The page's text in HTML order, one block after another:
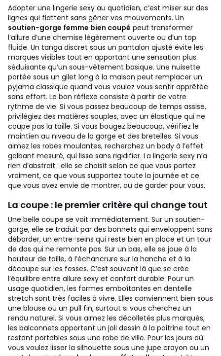
Adopter une lingerie sexy au quotidien, c’est miser sur des
lignes qui flattent sans gêner vos mouvements. Un
soutien-gorge femme bien coupé peut transformer
l’allure d’une chemise légèrement ouverte ou d’un top
fluide. Un tanga discret sous un pantalon ajusté évite les
marques visibles tout en apportant une sensation plus
séduisante qu’un sous-vêtement basique. Une nuisette
portée sous un gilet long à la maison peut remplacer un
pyjama classique quand vous voulez vous sentir apprêtée
sans effort. Le bon réflexe consiste à partir de votre
rythme de vie. Si vous passez beaucoup de temps assise,
privilégiez des matières souples, avec un élastique qui ne
coupe pas la taille. Si vous bougez beaucoup, vérifiez le
maintien au niveau de la gorge et des bretelles. Si vous
aimez les robes moulantes, recherchez un body à l’effet
galbant mesuré, qui lisse sans rigidifier. La lingerie sexy n’a
rien d’abstrait : elle se choisit selon ce que vous portez
vraiment, ce que vous supportez toute la journée et ce
que vous avez envie de montrer, ou de garder pour vous.
La coupe : le premier critère qui change tout
Une belle coupe se voit immédiatement. Sur un soutien-
gorge, elle se traduit par des bonnets qui enveloppent sans
déborder, un entre-seins qui reste bien en place et un tour
de dos qui ne remonte pas. Sur un bas, elle se joue à la
hauteur de taille, à l’échancrure sur la hanche et à la
découpe sur les fesses. C’est souvent là que se crée
l’équilibre entre allure sexy et confort durable. Pour un
usage quotidien, les formes emboîtantes en dentelle
stretch sont très faciles à vivre. Elles conviennent bien sous
une blouse ou un pull fin, surtout si vous cherchez un
rendu naturel. Si vous aimez les décolletés plus marqués,
les balconnets apportent un joli dessin à la poitrine tout en
restant portables sous une robe de ville. Pour les jours où
vous voulez lisser la silhouette sous une jupe crayon ou un